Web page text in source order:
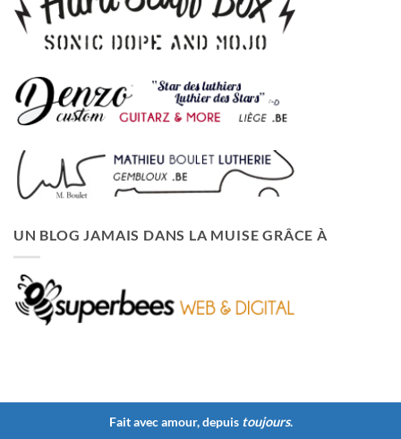
UN BLOG JAMAIS DANS LA MUISE GRÂCE À
Fait avec amour, depuis toujours.